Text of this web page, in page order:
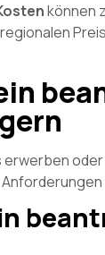
können
erwerben